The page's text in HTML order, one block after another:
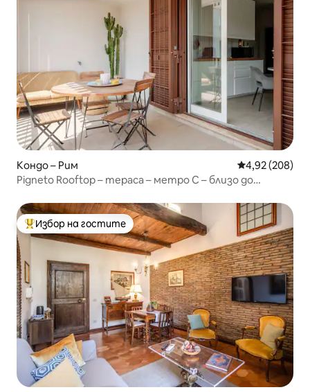
Кондо – Рим Средна
4,92 (208)
Pigneto Rooftop – тераса – метро C – близо до
Най-популярен избор на гостите
Избор на гостите